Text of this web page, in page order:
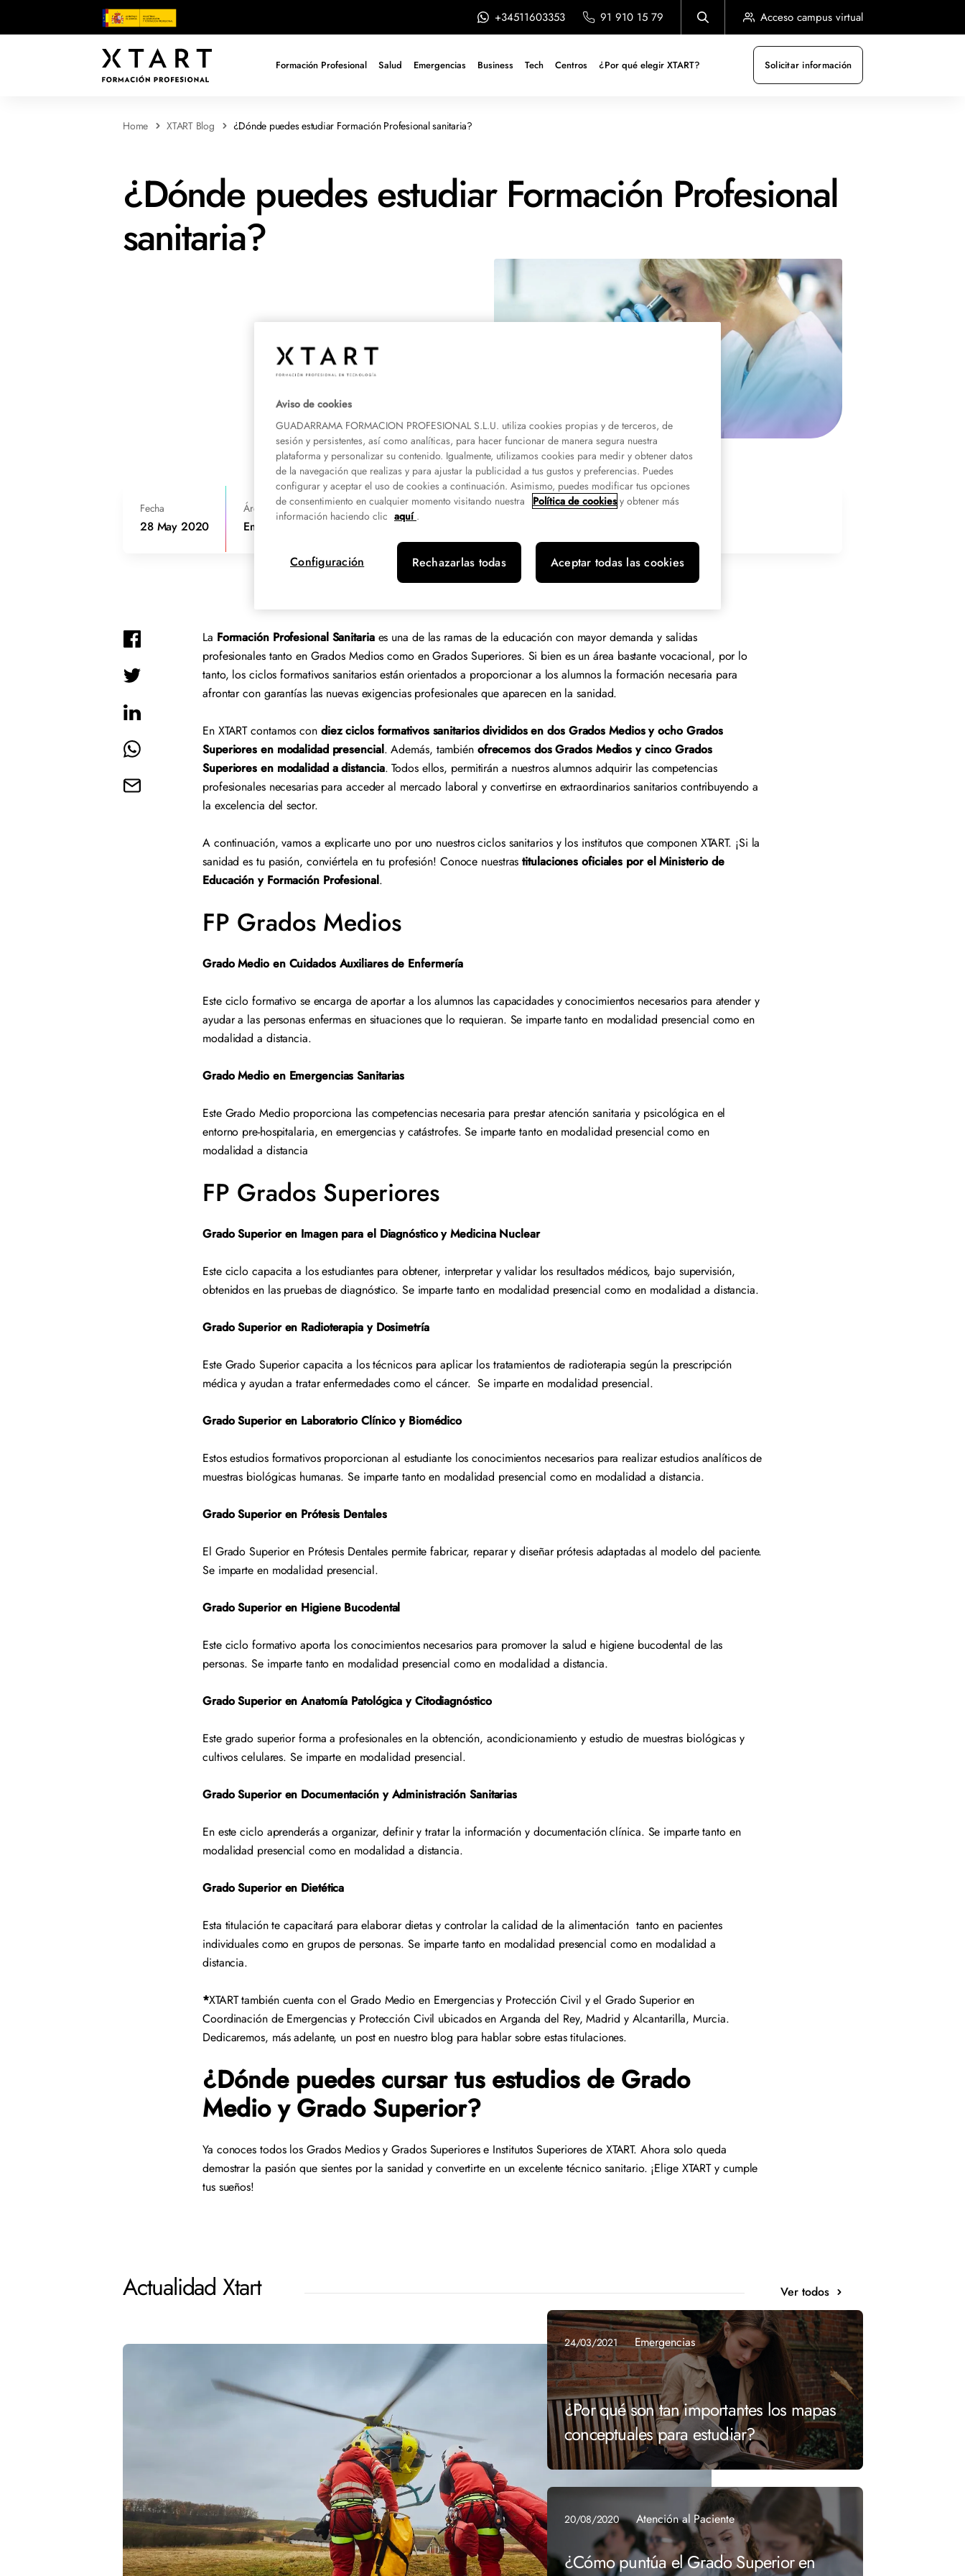
+34511603353 91 910 15 79 Acceso campus virtual
Formación Profesional Salud Emergencias Business Tech Centros ¿Por qué elegir XTART? Solicitar información
Home XTART Blog ¿Dónde puedes estudiar Formación Profesional sanitaria?
¿Dónde puedes estudiar Formación Profesional
sanitaria?
Fecha
28 May 2020
Área de conocimiento
Emergencias
La Formación Profesional Sanitariaes una de las ramas de la educación con mayor demanda y salidas
profesionales tanto en Grados Medios como en Grados Superiores. Si bien es un área bastante vocacional, por lo
tanto, los ciclos formativos sanitarios están orientados a proporcionar a los alumnos la formación necesaria para
afrontar con garantías las nuevas exigencias profesionales que aparecen en la sanidad.
En XTART contamos con diez ciclos formativos sanitarios divididos en dos Grados Medios y ocho Grados
Superiores en modalidad presencial. Además, también ofrecemos dos Grados Medios y cinco Grados
Superiores en modalidad a distancia. Todos ellos, permitirán a nuestros alumnos adquirir las competencias
profesionales necesarias para acceder al mercado laboral y convertirse en extraordinarios sanitarios contribuyendo a
la excelencia del sector.
A continuación, vamos a explicarte uno por uno nuestros ciclos sanitarios y los institutos que componen XTART. ¡Si la
sanidad es tu pasión, conviértela en tu profesión! Conoce nuestrastitulaciones oficiales por el Ministerio de
Educación y Formación Profesional.
FP Grados Medios
Grado Medio en Cuidados Auxiliares de Enfermería
Este ciclo formativo se encarga de aportar a los alumnos las capacidades y conocimientos necesarios para atender y
ayudar a las personas enfermas en situaciones que lo requieran. Se imparte tanto en modalidad presencial como en
modalidad a distancia.
Grado Medio en Emergencias Sanitarias
Este Grado Medio proporciona las competencias necesaria para prestar atención sanitaria y psicológica en el
entorno pre-hospitalaria, en emergencias y catástrofes. Se imparte tanto en modalidad presencial como en
modalidad a distancia
FP Grados Superiores
Grado Superior en Imagen para el Diagnóstico y Medicina Nuclear
Este ciclo capacita a los estudiantes para obtener, interpretar y validar los resultados médicos, bajo supervisión,
obtenidos en las pruebas de diagnóstico. Se imparte tanto en modalidad presencial como en modalidad a distancia.
Grado Superior en Radioterapia y Dosimetría
Este Grado Superior capacita a los técnicos para aplicar los tratamientos de radioterapia según la prescripción
médica y ayudan a tratar enfermedades como el cáncer. Se imparte en modalidad presencial.
Grado Superior en Laboratorio Clínico y Biomédico
Estos estudios formativos proporcionan al estudiante los conocimientos necesarios para realizar estudios analíticos de
muestras biológicas humanas. Se imparte tanto en modalidad presencial como en modalidad a distancia.
Grado Superior en Prótesis Dentales
El Grado Superior en Prótesis Dentales permite fabricar, reparar y diseñar prótesis adaptadas al modelo del paciente.
Se imparte en modalidad presencial.
Grado Superior en Higiene Bucodental
Este ciclo formativo aporta los conocimientos necesarios para promover la salud e higiene bucodental de las
personas. Se imparte tanto en modalidad presencial como en modalidad a distancia.
Grado Superior en Anatomía Patológica y Citodiagnóstico
Este grado superior forma a profesionales en la obtención, acondicionamiento y estudio de muestras biológicas y
cultivos celulares. Se imparte en modalidad presencial.
Grado Superior en Documentación y Administración Sanitarias
En este ciclo aprenderás a organizar, definir y tratar la información y documentación clínica. Se imparte tanto en
modalidad presencial como en modalidad a distancia.
Grado Superior en Dietética
Esta titulación te capacitará para elaborar dietas y controlar la calidad de la alimentación tanto en pacientes
individuales como en grupos de personas. Se imparte tanto en modalidad presencial como en modalidad a
distancia.
*XTART también cuenta con el Grado Medio en Emergencias y Protección Civil y el Grado Superior en
Coordinación de Emergencias y Protección Civil ubicados en Arganda del Rey, Madrid y Alcantarilla, Murcia.
Dedicaremos, más adelante, un post en nuestro blog para hablar sobre estas titulaciones.
¿Dónde puedes cursar tus estudios de Grado
Medio y Grado Superior?
Ya conoces todos los Grados Medios y Grados Superiores e Institutos Superiores de XTART. Ahora solo queda
demostrar la pasión que sientes por la sanidad y convertirte en un excelente técnico sanitario. ¡Elige XTART y cumple
tus sueños!
Actualidad Xtart Ver todos
24/03/2021 Emergencias
¿Por qué son tan importantes los mapas
conceptuales para estudiar?
20/08/2020 Atención al Paciente
¿Cómo puntúa el Grado Superior en
Aviso de cookies
GUADARRAMA FORMACION PROFESIONAL S.L.U. utiliza cookies propias y de terceros, de
sesión y persistentes, así como analíticas, para hacer funcionar de manera segura nuestra
plataforma y personalizar su contenido. Igualmente, utilizamos cookies para medir y obtener datos
de la navegación que realizas y para ajustar la publicidad a tus gustos y preferencias. Puedes
configurar y aceptar el uso de cookies a continuación. Asimismo, puedes modificar tus opciones
de consentimiento en cualquier momento visitando nuestra
Política de cookies y obtener más
información haciendo clic aquí .
Rechazarlas todas Aceptar todas las cookies
Configuración